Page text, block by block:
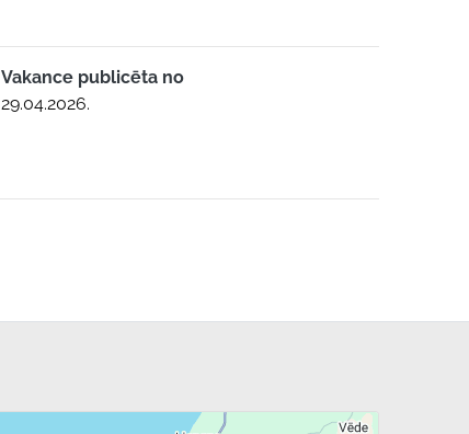
Vakance publicēta no
29.04.2026.